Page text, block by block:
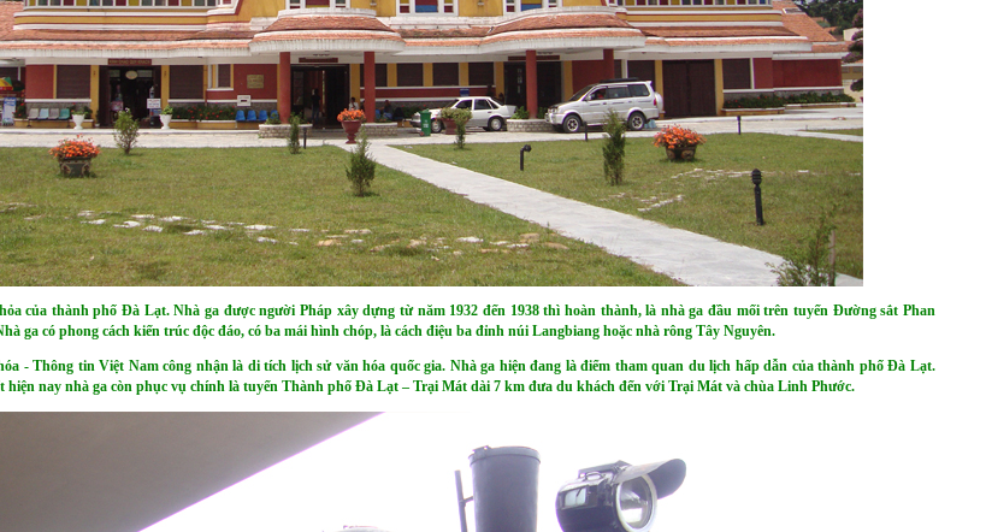
của thành phố Đà Lạt. Nhà ga được người Pháp xây dựng từ năm 1932 đến 1938 thì hoàn thành, là nhà ga đầu mối trên tuyến Đường sắt Phan
ga có phong cách kiến trúc độc đáo, có ba mái hình chóp, là cách điệu ba đỉnh núi Langbiang hoặc nhà rông Tây Nguyên.
- Thông tin Việt Nam công nhận là di tích lịch sử văn hóa quốc gia. Nhà ga hiện đang là điểm tham quan du lịch hấp dẫn của thành phố Đà Lạt.
hiện nay nhà ga còn phục vụ chính là tuyến Thành phố Đà Lạt – Trại Mát dài 7 km đưa du khách đến với Trại Mát và chùa Linh Phước.